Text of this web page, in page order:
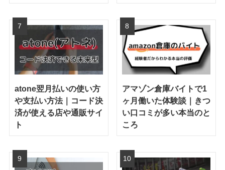
atone翌月払いの使い方
や支払い方法｜コード決
済が使える店や通販サイ
ト
アマゾン倉庫バイトで1
ヶ月働いた体験談｜きつ
い口コミが多い本当のと
ころ